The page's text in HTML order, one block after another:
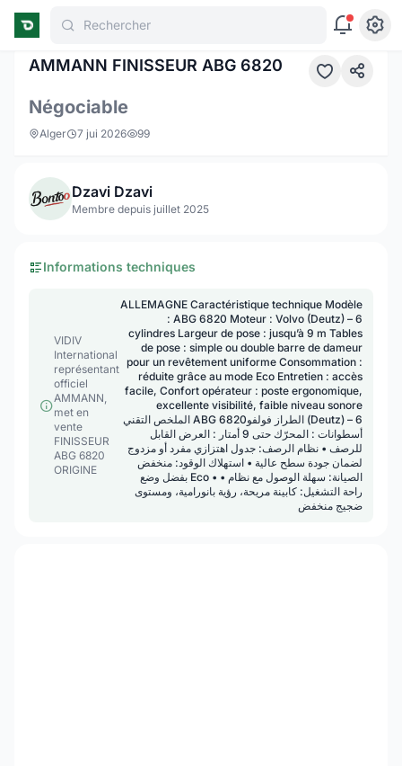
Rechercher 1 / 2
AMMANN FINISSEUR ABG 6820
Négociable
Alger 7 jui 2026 99
Dzavi Dzavi
Membre depuis juillet 2025
Informations techniques
VIDIV
International
représentant
officiel
AMMANN,
met en
vente
FINISSEUR
ABG 6820
ORIGINE
ALLEMAGNE Caractéristique technique Modèle
: ABG 6820 Moteur : Volvo (Deutz) – 6
cylindres Largeur de pose : jusqu’à 9 m Tables
de pose : simple ou double barre de dameur
pour un revêtement uniforme Consommation :
réduite grâce au mode Eco Entretien : accès
facile, Confort opérateur : poste ergonomique,
excellente visibilité, faible niveau sonore
الملخص التقني ABG 6820الطراز فولفو (Deutz) – 6
أسطوانات : المحرّك حتى 9 أمتار : العرض القابل
للرصف • نظام الرصف: جدول اهتزازي مفرد أو مزدوج
لضمان جودة سطح عالية • استهلاك الوقود: منخفض
بفضل وضع Eco • الصيانة: سهلة الوصول مع نظام •
راحة التشغيل: كابينة مريحة، رؤية بانورامية، ومستوى
ضجيج منخفض